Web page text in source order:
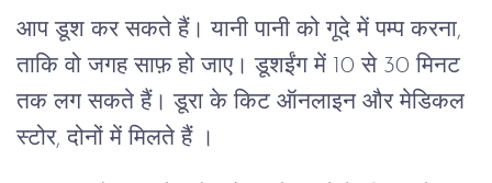
आप डूश कर सकते हैं। यानी पानी को गूदे में पम्प करना,
ताकि वो जगह साफ़ हो जाए। डूशईंग में 10 से 30 मिनट
तक लग सकते हैं। डूरा के किट ऑनलाइन और मेडिकल
स्टोर, दोनों में मिलते हैं ।